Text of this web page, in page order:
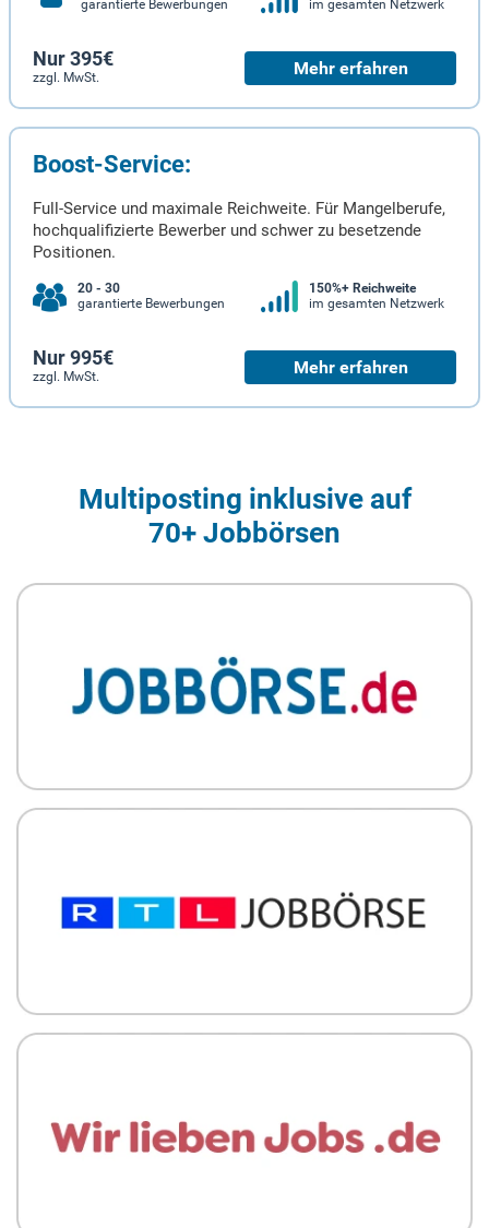
garantierte Bewerbungen
im gesamten Netzwerk
Nur 395€
zzgl. MwSt. Mehr erfahren
Boost-Service:
Full-Service und maximale Reichweite. Für Mangelberufe,
hochqualifizierte Bewerber und schwer zu besetzende
Positionen.
20 - 30
garantierte Bewerbungen
150%+ Reichweite
im gesamten Netzwerk
Nur 995€
zzgl. MwSt. Mehr erfahren
Multiposting inklusive auf
70+ Jobbörsen